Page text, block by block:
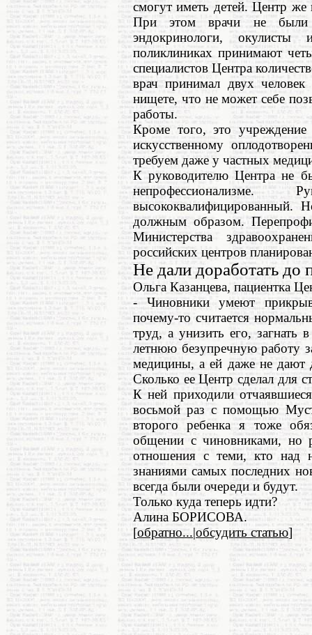
смогут иметь детей. Центр
При этом врачи не были
эндокринологи,
поликлиниках принимают
специалистов Центра
врач принимал двух
нищете, что не может себе
работы.
Кроме того, это учреждение
искусственному
требуем даже у частных
К руководителю Центра не
высококвалифицированный.
должным образом.
Министерства
российских центров
Не дали доработать до
Ольга Казанцева, пациентка
- Чиновники умеют
почему-то считается
труд, а унизить его, загнать
летнюю безупречную работу
медицины, а ей даже не дают
Сколько ее Центр сделал для
К ней приходили
восьмой раз с помощью
второго ребенка я тоже
общении с чиновниками, но
отношения с теми, кто над
знаниями самых последних
всегда были очереди и будут.
Только куда теперь идти?
Алина БОРИСОВА.
[обратно...|обсудить статью]